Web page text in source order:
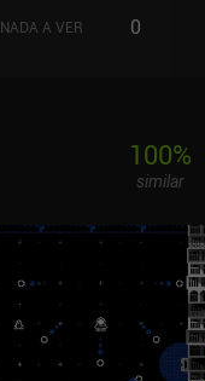
NADA A VER 0
100%
similar